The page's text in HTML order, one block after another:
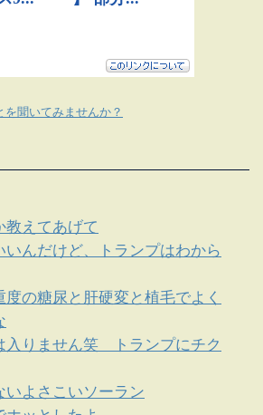
聞いてみませんか？
教えてあげて
いんだけど、トランプはわから
の糖尿と肝硬変と植毛でよく
入りません笑 トランプにチク
いよさこいソーラン